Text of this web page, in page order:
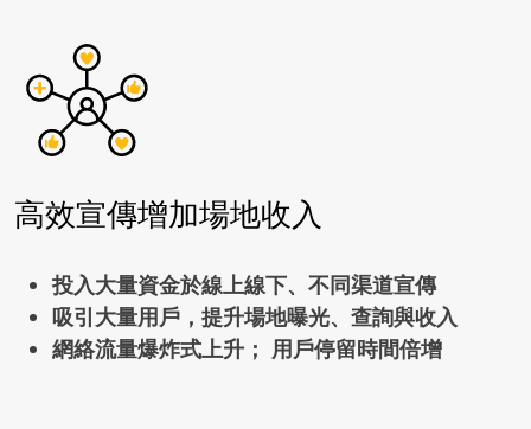
高效宣傳增加場地收入
投入大量資金於線上線下、不同渠道宣傳
吸引大量用戶，提升場地曝光、查詢與收入
網絡流量爆炸式上升； 用戶停留時間倍增